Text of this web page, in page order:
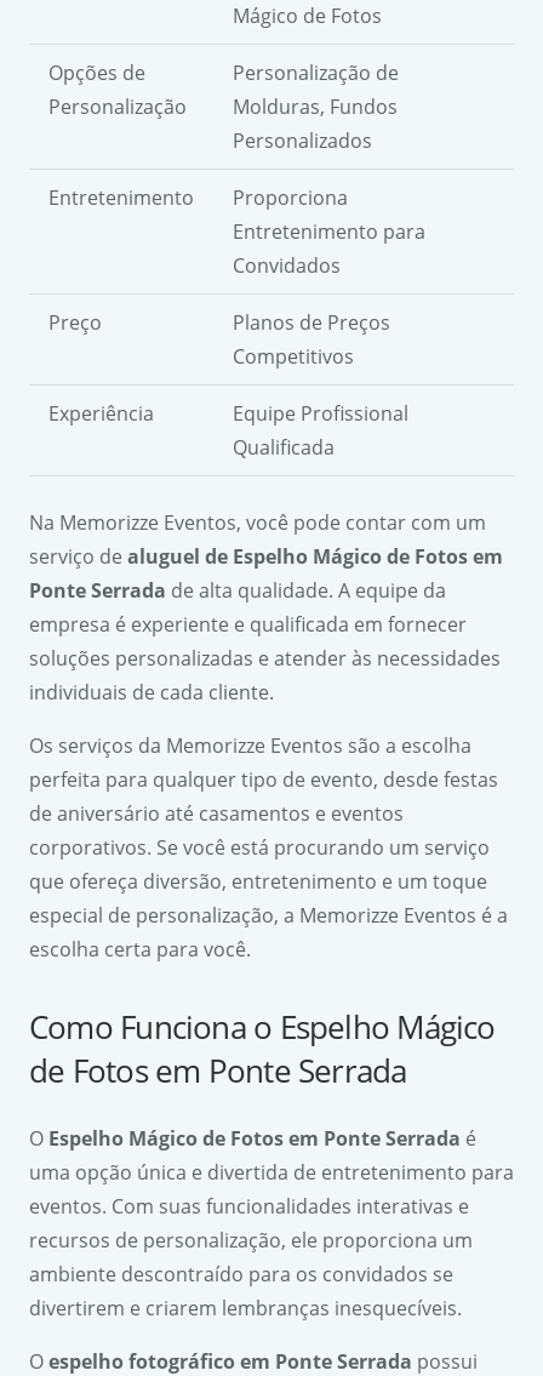
Mágico de Fotos
Opções de
Personalização
Personalização de
Molduras, Fundos
Personalizados
Entretenimento
Proporciona
Entretenimento para
Convidados
Preço
Planos de Preços
Competitivos
Experiência
Equipe Profissional
Qualificada
Na Memorizze Eventos, você pode contar com um
serviço de aluguel de Espelho Mágico de Fotos em
Ponte Serrada de alta qualidade. A equipe da
empresa é experiente e qualificada em fornecer
soluções personalizadas e atender às necessidades
individuais de cada cliente.
Os serviços da Memorizze Eventos são a escolha
perfeita para qualquer tipo de evento, desde festas
de aniversário até casamentos e eventos
corporativos. Se você está procurando um serviço
que ofereça diversão, entretenimento e um toque
especial de personalização, a Memorizze Eventos é a
escolha certa para você.
Como Funciona o Espelho Mágico
de Fotos em Ponte Serrada
O Espelho Mágico de Fotos em Ponte Serrada é
uma opção única e divertida de entretenimento para
eventos. Com suas funcionalidades interativas e
recursos de personalização, ele proporciona um
ambiente descontraído para os convidados se
divertirem e criarem lembranças inesquecíveis.
Oespelho fotográfico em Ponte Serrada possui